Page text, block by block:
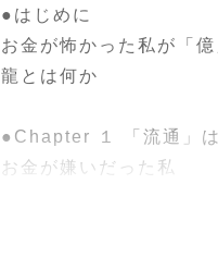
●はじめに
お金が怖かった私が「
龍とは何か
●Chapter １ 「流通」
お金が嫌いだった私
資本主義が崩壊するな